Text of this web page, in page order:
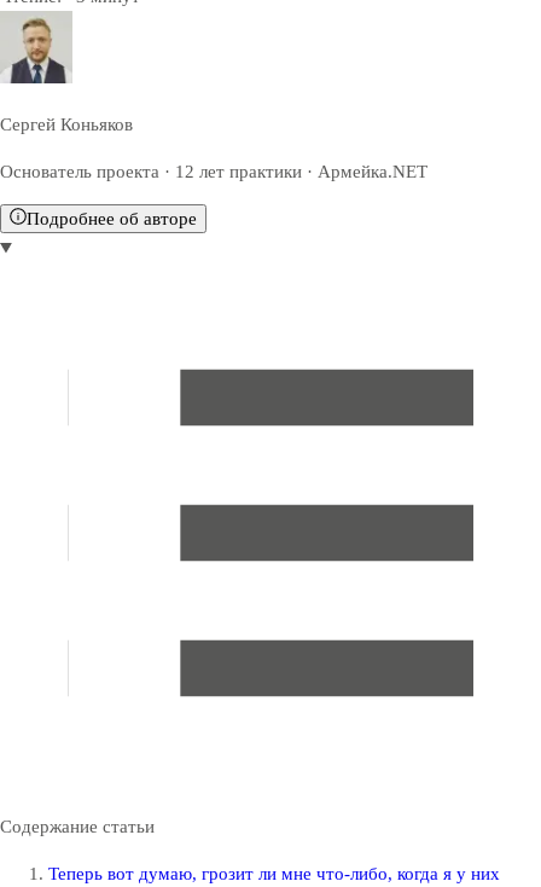
Сергей Коньяков
Основатель проекта · 12 лет практики · Армейка.NET
Подробнее об авторе
Содержание статьи
Теперь вот думаю, грозит ли мне что-либо, когда я у них